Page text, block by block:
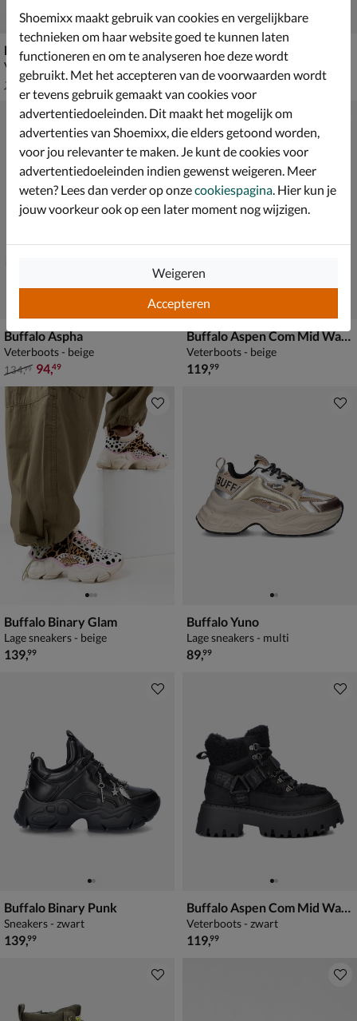
Buffalo Aspha
Veterboots - zwart
van € 134,99 voor € 94,49
134,99 94,49
Buffalo Para
van € 89,99 voor € 62,99
89 62,99
Buffalo Aspha
Veterboots - beige
van € 134,99 voor € 94,49
134,99 94,49
Buffalo Aspen Com Mid Warm
Veterboots - beige
€ 119,99
119,99
Buffalo Binary Glam
Lage sneakers - beige
€ 139,99
139,99
Buffalo Yuno
Lage sneakers - multi
€ 89,99
89,99
Buffalo Binary Punk
Sneakers - zwart
€ 139,99
139,99
Buffalo Aspen Com Mid Warm
Veterboots - zwart
€ 119,99
119,99
Shoemixx maakt gebruik van cookies en vergelijkbare
technieken om haar website goed te kunnen laten
functioneren en om te analyseren hoe deze wordt
gebruikt. Met het accepteren van de voorwaarden wordt
er tevens gebruik gemaakt van cookies voor
advertentiedoeleinden. Dit maakt het mogelijk om
advertenties van Shoemixx, die elders getoond worden,
voor jou relevanter te maken. Je kunt de cookies voor
advertentiedoeleinden indien gewenst weigeren. Meer
weten? Lees dan verder op onzecookiespagina. Hier kun je
jouw voorkeur ook op een later moment nog wijzigen.
Accepteren
Weigeren